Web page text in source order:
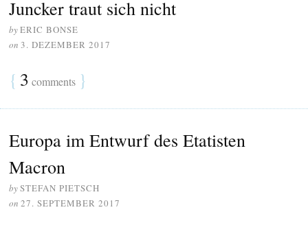
Juncker traut sich nicht
byERIC BONSE
on 3. DEZEMBER 2017
{ 3 comments }
Europa im Entwurf des Etatisten
Macron
bySTEFAN PIETSCH
on 27. SEPTEMBER 2017